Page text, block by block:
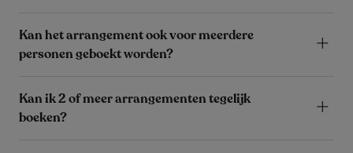
Kan het arrangement ook voor meerdere
personen geboekt worden?
Kan ik 2 of meer arrangementen tegelijk
boeken?